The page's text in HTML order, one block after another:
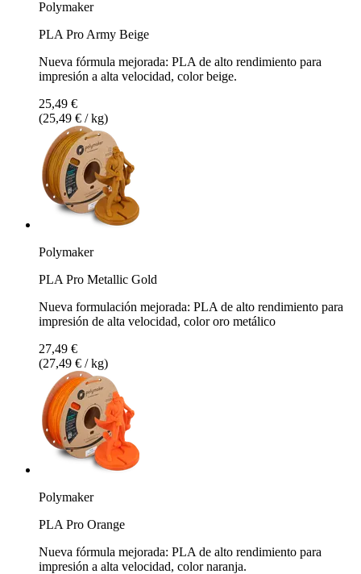
Polymaker
PLA Pro Army Beige
Nueva fórmula mejorada: PLA de alto rendimiento para
impresión a alta velocidad, color beige.
25,49 €
(25,49 € / kg)
Polymaker
PLA Pro Metallic Gold
Nueva formulación mejorada: PLA de alto rendimiento para
impresión de alta velocidad, color oro metálico
27,49 €
(27,49 € / kg)
Polymaker
PLA Pro Orange
Nueva fórmula mejorada: PLA de alto rendimiento para
impresión a alta velocidad, color naranja.